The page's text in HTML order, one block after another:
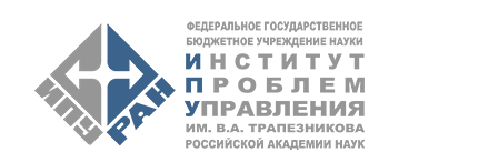
Перейти к основному
содержанию
РАН